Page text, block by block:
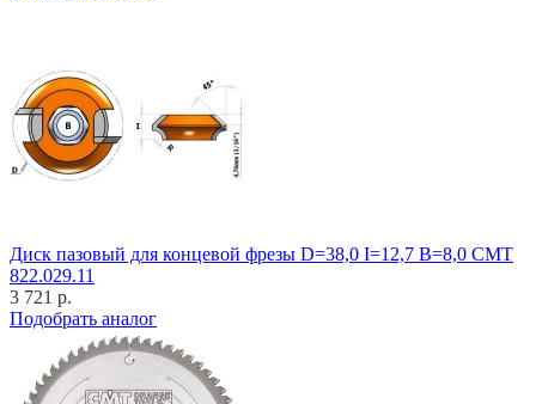
Диск пазовый для концевой фрезы D=38,0 I=12,7 B=8,0 CMT
822.029.11
3 721 р.
Подобрать аналог